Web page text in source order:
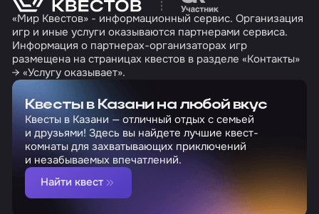
«Мир Квестов» - информационный сервис. Организация
игр и иные услуги оказываются партнерами сервиса.
Информация о партнерах-организаторах игр
размещена на страницах квестов в разделе «Контакты»
→ «Услугу оказывает».
Квесты в Казани на любой вкус
Квесты в Казани — отличный отдых с семьей
и друзьями! Здесь вы найдете лучшие квест-
комнаты для захватывающих приключений
и незабываемых впечатлений.
Найти квест